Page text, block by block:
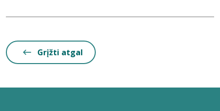
Grįžti atgal